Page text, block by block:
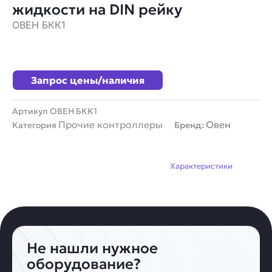
жидкости на DIN рейку
ОВЕН БКК1
Запрос цены/наличия
Артикул ОВЕН БКК1
Категория Прочие контроллеры Бренд: Овен
Характеристики
Не нашли нужное
оборудование?